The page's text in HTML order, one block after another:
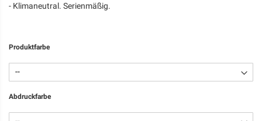
- Klimaneutral. Serienmäßig.
Produktfarbe
Abdruckfarbe